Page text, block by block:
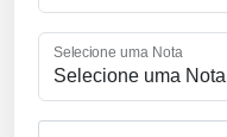
Selecione uma Nota